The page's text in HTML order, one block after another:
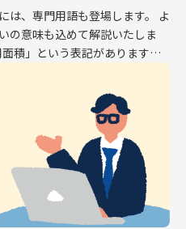
は、専門用語も登場します。 よ
の意味も込めて解説いたしま
積」という表記があります。
きるスペース […]